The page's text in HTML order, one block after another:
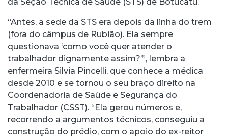
“Antes, a sede da STS era depois da linha do trem
(fora do câmpus de Rubião). Ela sempre
questionava ‘como você quer atender o
trabalhador dignamente assim?’”, lembra a
enfermeira Silvia Pincelli, que conhece a médica
desde 2010 e se tornou o seu braço direito na
Coordenadoria de Saúde e Segurança do
Trabalhador (CSST). “Ela gerou números e,
recorrendo a argumentos técnicos, conseguiu a
construção do prédio, com o apoio do ex-reitor